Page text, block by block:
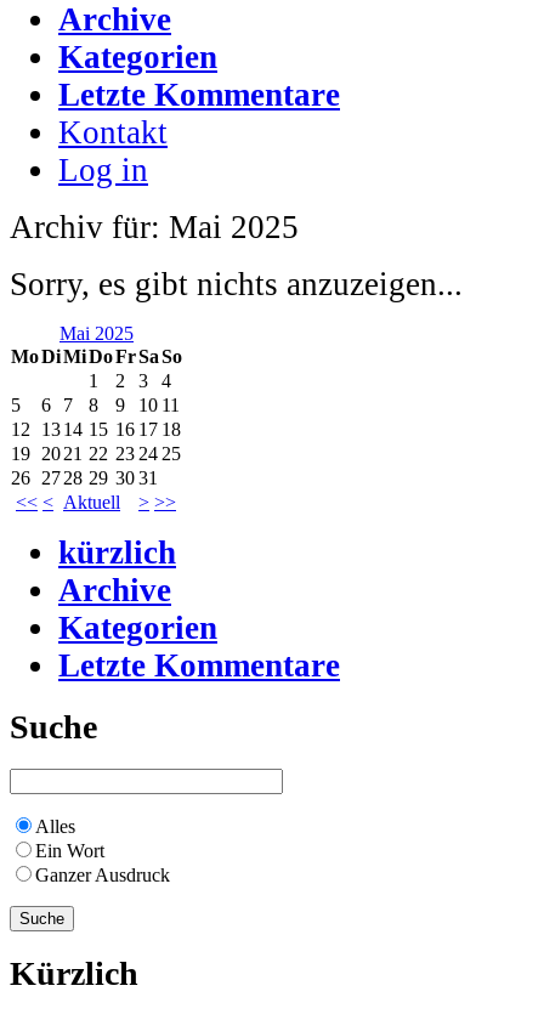
Archive
Kategorien
Letzte Kommentare
Kontakt
Log in
Archiv für: Mai 2025
Sorry, es gibt nichts anzuzeigen...
Mai 2025
MoDiMiDoFrSaSo
<< < Aktuell > >>
1 2 3
4
5
6 7 8 9 10 11
12
1314 15 16 17 18
19 2021 22 23 24 25
26 2728 29 3031
kürzlich
Archive
Kategorien
Letzte Kommentare
Suche
Alles
Ein Wort
Ganzer Ausdruck
Kürzlich